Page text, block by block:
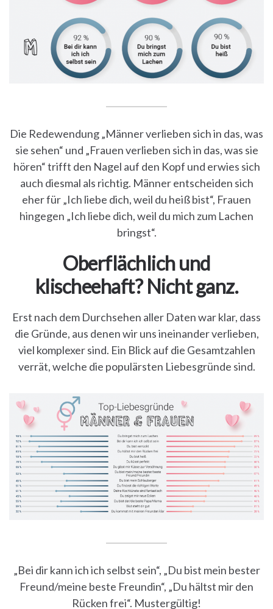
Die Redewendung „Männer verlieben sich in das, was
sie sehen“ und „Frauen verlieben sich in das, was sie
hören“ trifft den Nagel auf den Kopf und erwies sich
auch diesmal als richtig. Männer entscheiden sich
eher für „Ich liebe dich, weil du heiß bist“, Frauen
hingegen „Ich liebe dich, weil du mich zum Lachen
bringst“.
Oberflächlich und
klischeehaft? Nicht ganz.
Erst nach dem Durchsehen aller Daten war klar, dass
die Gründe, aus denen wir uns ineinander verlieben,
viel komplexer sind. Ein Blick auf die Gesamtzahlen
verrät, welche die populärsten Liebesgründe sind.
„Bei dir kann ich ich selbst sein“, „Du bist mein bester
Freund/meine beste Freundin“, „Du hältst mir den
Rücken frei“. Mustergültig!